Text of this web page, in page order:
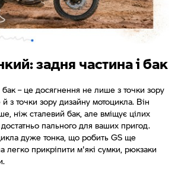
задня частина і бак
– це досягнення не лише з точки зору
й з точки зору дизайну мотоцикла. Він
ніж сталевий бак, але вміщує цілих
пального для ваших пригод.
дуже тонка, що робить GS ще
прикріпити м'які сумки, рюкзаки